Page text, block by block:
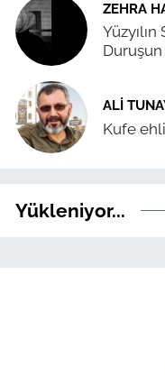
ZEHRA
Duruşun
ALI
Kufe
Yükleniyor...